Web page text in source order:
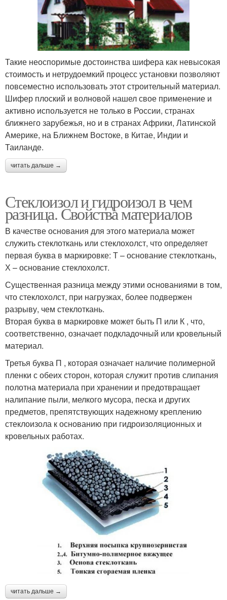
Такие неоспоримые достоинства шифера как невысокая
стоимость и нетрудоемкий процесс установки позволяют
повсеместно использовать этот строительный материал.
Шифер плоский и волновой нашел свое применение и
активно используется не только в России, странах
ближнего зарубежья, но и в странах Африки, Латинской
Америке, на Ближнем Востоке, в Китае, Индии и
Таиланде.
читать дальше →
Стеклоизол и гидроизол в чем
разница. Свойства материалов
В качестве основания для этого материала может
служить стеклоткань или стеклохолст, что определяет
первая буква в маркировке: Т – основание стеклоткань,
Х – основание стеклохолст.
Существенная разница между этими основаниями в том,
что стеклохолст, при нагрузках, более подвержен
разрыву, чем стеклоткань.
Вторая буква в маркировке может быть П или К , что,
соответственно, означает подкладочный или кровельный
материал.
Третья буква П , которая означает наличие полимерной
пленки с обеих сторон, которая служит против слипания
полотна материала при хранении и предотвращает
налипание пыли, мелкого мусора, песка и других
предметов, препятствующих надежному креплению
стеклоизола к основанию при гидроизоляционных и
кровельных работах.
читать дальше →